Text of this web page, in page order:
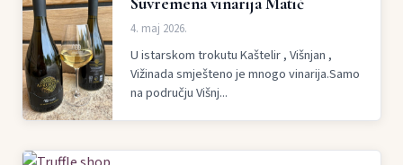
4. maj 2026.
U istarskom trokutu Kaštelir , Višnjan ,
Vižinada smješteno je mnogo vinarija.Samo
na području Višnj...